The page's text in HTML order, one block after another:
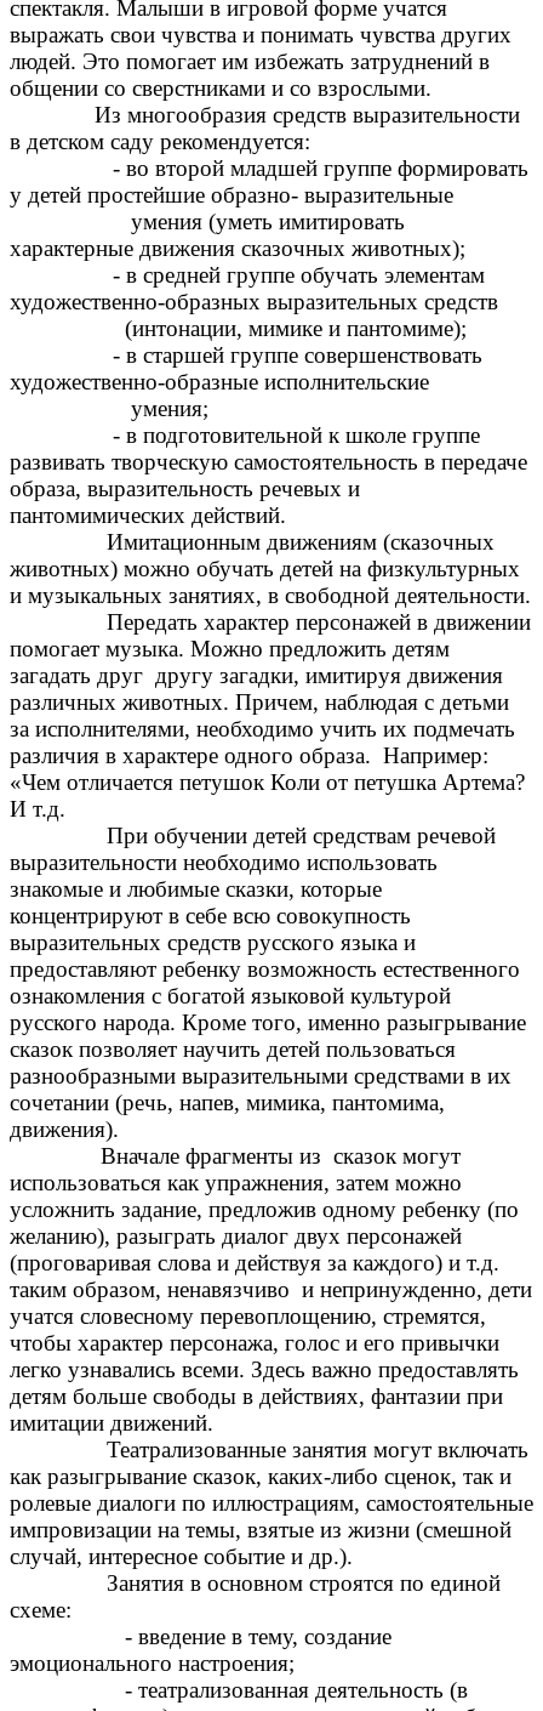
спектакля. Малыши в игровой форме учатся
выражать свои чувства и понимать чувства других
людей. Это помогает им избежать затруднений в
общении со сверстниками и со взрослыми.
Из многообразия средств выразительности
в детском саду рекомендуется:
- во второй младшей группе формировать
у детей простейшие образно- выразительные
умения (уметь имитировать
характерные движения сказочных животных);
- в средней группе обучать элементам
художественно-образных выразительных средств
(интонации, мимике и пантомиме);
- в старшей группе совершенствовать
художественно-образные исполнительские
умения;
- в подготовительной к школе группе
развивать творческую самостоятельность в передаче
образа, выразительность речевых и
пантомимических действий.
Имитационным движениям (сказочных
животных) можно обучать детей на физкультурных
и музыкальных занятиях, в свободной деятельности.
Передать характер персонажей в движении
помогает музыка. Можно предложить детям
загадать друг другу загадки, имитируя движения
различных животных. Причем, наблюдая с детьми
за исполнителями, необходимо учить их подмечать
различия в характере одного образа. Например:
«Чем отличается петушок Коли от петушка Артема?
И т.д.
При обучении детей средствам речевой
выразительности необходимо использовать
знакомые и любимые сказки, которые
концентрируют в себе всю совокупность
выразительных средств русского языка и
предоставляют ребенку возможность естественного
ознакомления с богатой языковой культурой
русского народа. Кроме того, именно разыгрывание
сказок позволяет научить детей пользоваться
разнообразными выразительными средствами в их
сочетании (речь, напев, мимика, пантомима,
движения).
Вначале фрагменты из сказок могут
использоваться как упражнения, затем можно
усложнить задание, предложив одному ребенку (по
желанию), разыграть диалог двух персонажей
(проговаривая слова и действуя за каждого) и т.д.
таким образом, ненавязчиво и непринужденно, дети
учатся словесному перевоплощению, стремятся,
чтобы характер персонажа, голос и его привычки
легко узнавались всеми. Здесь важно предоставлять
детям больше свободы в действиях, фантазии при
имитации движений.
Театрализованные занятия могут включать
как разыгрывание сказок, каких-либо сценок, так и
ролевые диалоги по иллюстрациям, самостоятельные
импровизации на темы, взятые из жизни (смешной
случай, интересное событие и др.).
Занятия в основном строятся по единой
схеме:
- введение в тему, создание
эмоционального настроения;
- театрализованная деятельность (в